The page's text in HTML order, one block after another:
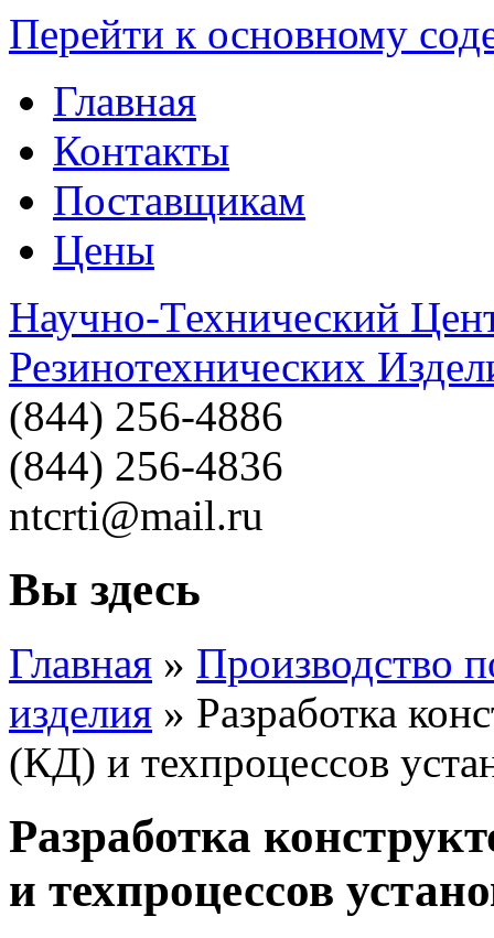
Перейти к основному
Главная
Контакты
Поставщикам
Цены
Научно-Технический
Резинотехнических
(844) 256-4886
(844) 256-4836
ntcrti@mail.ru
Вы здесь
Главная » Производство
изделия » Разработка
(КД) и техпроцессов
Разработка
и техпроцессов